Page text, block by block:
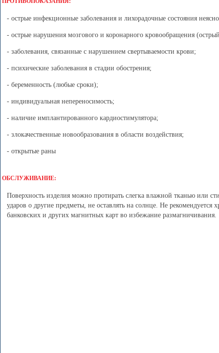
- острые инфекционные заболевания и лихорадочные состояния
- острые нарушения мозгового и коронарного кровообращения
- заболевания, связанные с нарушением свертываемости крови;
- психические заболевания в стадии обострения;
- беременность (любые сроки);
- индивидуальная непереносимость;
- наличие имплантированного кардиостимулятора;
- злокачественные новообразования в области воздействия;
- открытые раны
ОБСЛУЖИВАНИЕ:
Поверхность изделия можно протирать слегка влажной тканью или
ударов о другие предметы, не оставлять на солнце. Не
банковских и других магнитных карт во избежание размагничивания.